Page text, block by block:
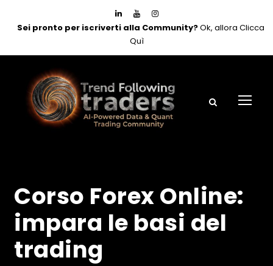
Sei pronto per iscriverti alla Community?Ok, allora Clicca
Quì
Corso Forex Online:
impara le basi del
trading